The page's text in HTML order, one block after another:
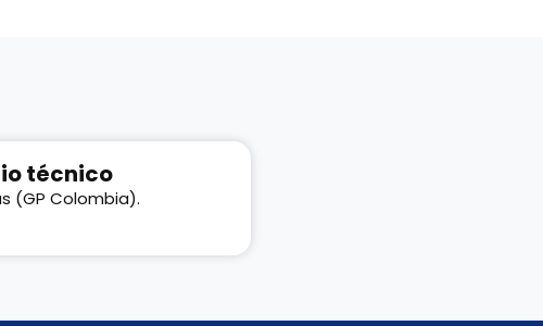
técnico
(GP Colombia).